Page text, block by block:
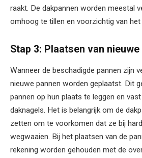
raakt. De dakpannen worden meestal
omhoog te tillen en voorzichtig van
Stap 3: Plaatsen van nieuwe
Wanneer de beschadigde pannen zijn
nieuwe pannen worden geplaatst. Dit
pannen op hun plaats te leggen en
daknagels. Het is belangrijk om de
zetten om te voorkomen dat ze bij
wegwaaien. Bij het plaatsen van de
rekening worden gehouden met de